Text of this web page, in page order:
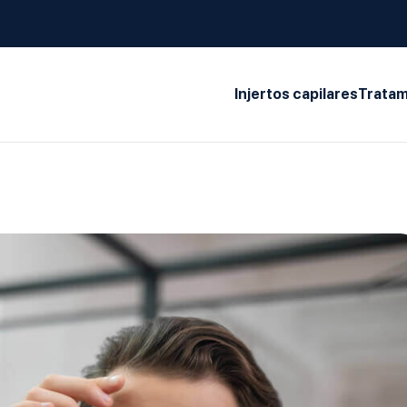
Injertos capilares